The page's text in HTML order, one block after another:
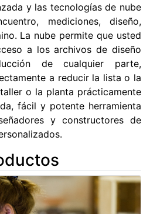
y las tecnologías de nube
mediciones, diseño,
La nube permite que usted
a los archivos de diseño
de cualquier parte,
a reducir la lista o la
o la planta prácticamente
fácil y potente herramienta
y constructores de